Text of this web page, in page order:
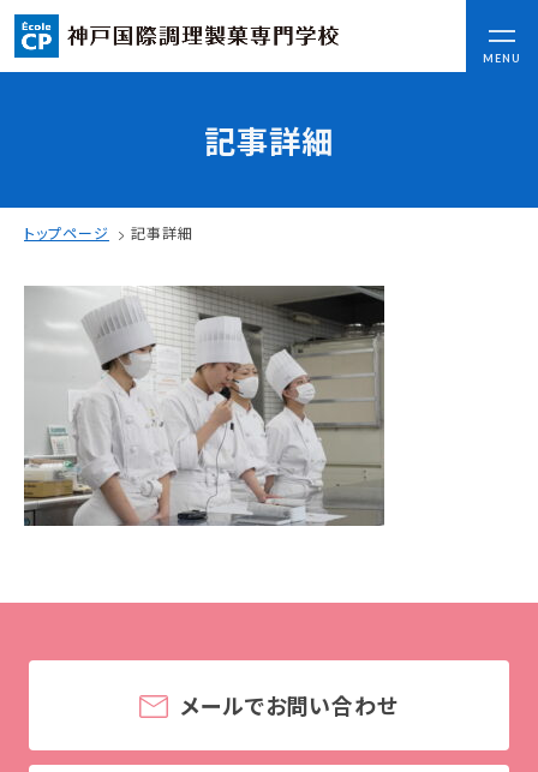
MENU
CLOSE
ここから始まる私の未来
入学情報
指定校推薦入試
一般入試
学校案内
学費・奨学金
本校独自の学費サポート制度
住まいサポート
記事詳細
トップページ 記事詳細
メールでお問い合わせ